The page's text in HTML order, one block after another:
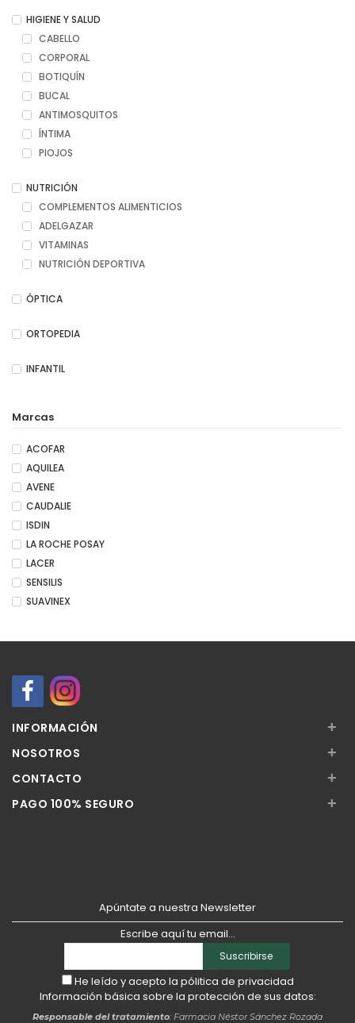
HIGIENE Y SALUD
CABELLO
CORPORAL
BOTIQUÍN
BUCAL
ANTIMOSQUITOS
ÍNTIMA
PIOJOS
NUTRICIÓN
COMPLEMENTOS ALIMENTICIOS
ADELGAZAR
VITAMINAS
NUTRICIÓN DEPORTIVA
ÓPTICA
ORTOPEDIA
INFANTIL
Marcas
ACOFAR
AQUILEA
AVENE
CAUDALIE
ISDIN
LA ROCHE POSAY
LACER
SENSILIS
SUAVINEX
INFORMACIÓN +
NOSOTROS +
CONTACTO +
PAGO 100% SEGURO +
Apúntate a nuestra Newsletter
Escribe aquí tu email...
Suscribirse
He leído y acepto la pólitica de privacidad
Información básica sobre la protección de sus datos:
Responsable del tratamiento: Farmacia Néstor Sánchez Rozada